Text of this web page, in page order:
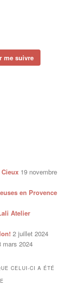
me suivre
19 novembre
en Provence
Atelier
2 juillet 2024
mars 2024
CELUI-CI A ÉTÉ